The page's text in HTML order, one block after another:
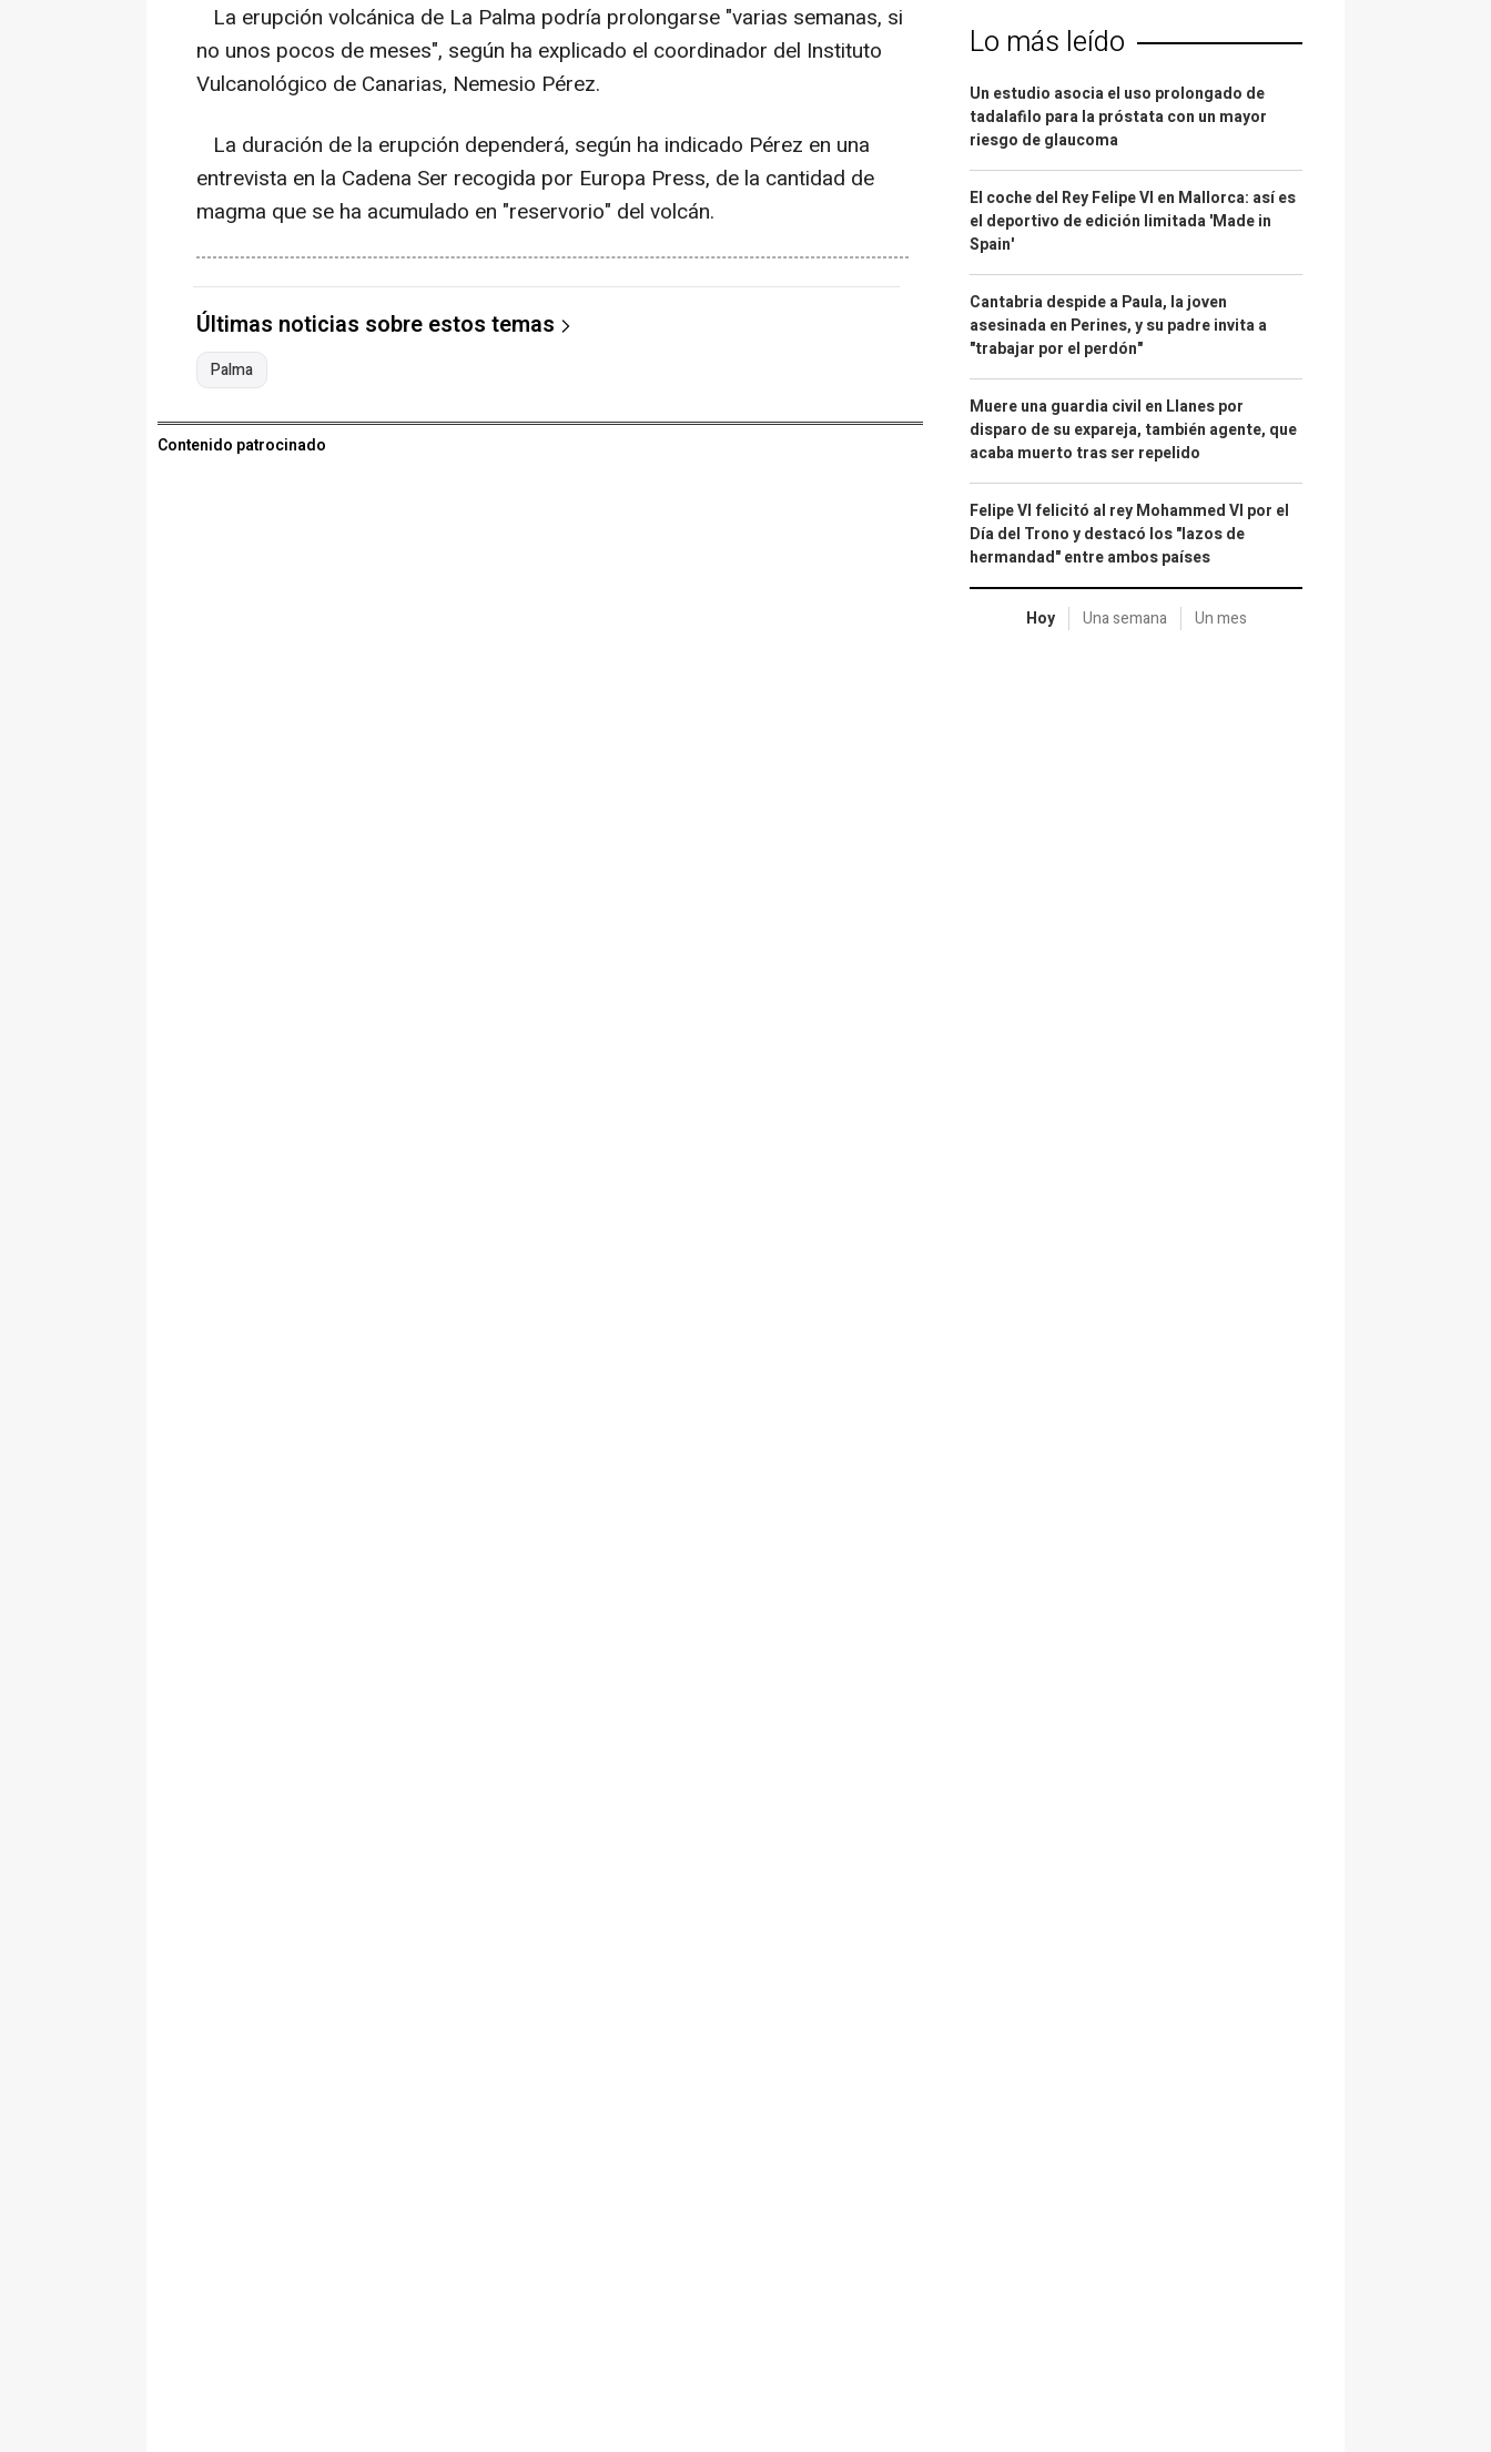
La erupción volcánica de La Palma podría prolongarse "varias semanas, si
no unos pocos de meses", según ha explicado el coordinador del Instituto
Vulcanológico de Canarias, Nemesio Pérez.
La duración de la erupción dependerá, según ha indicado Pérez en una
entrevista en la Cadena Ser recogida por Europa Press, de la cantidad de
magma que se ha acumulado en "reservorio" del volcán.
Últimas noticias sobre estos temas
Palma
Contenido patrocinado
Lo más leído
Un estudio asocia el uso prolongado de
tadalafilo para la próstata con un mayor
riesgo de glaucoma
El coche del Rey Felipe VI en Mallorca: así es
el deportivo de edición limitada 'Made in
Spain'
Cantabria despide a Paula, la joven
asesinada en Perines, y su padre invita a
"trabajar por el perdón"
Muere una guardia civil en Llanes por
disparo de su expareja, también agente, que
acaba muerto tras ser repelido
Felipe VI felicitó al rey Mohammed VI por el
Día del Trono y destacó los "lazos de
hermandad" entre ambos países
Hoy Una semana Un mes